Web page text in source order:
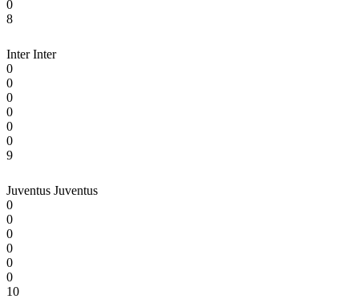
0
8
Inter Inter
0
0
0
0
0
0
9
Juventus Juventus
0
0
0
0
0
0
10